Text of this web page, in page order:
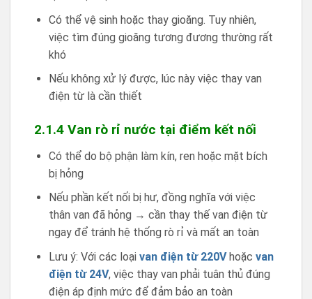
Có thể vệ sinh hoặc thay gioăng. Tuy nhiên,
việc tìm đúng gioăng tương đương thường rất
khó
Nếu không xử lý được, lúc này việc thay van
điện từ là cần thiết
2.1.4 Van rò rỉ nước tại điểm kết nối
Có thể do bộ phận làm kín, ren hoặc mặt bích
bị hỏng
Nếu phần kết nối bị hư, đồng nghĩa với việc
thân van đã hỏng → cần thay thế van điện từ
ngay để tránh hệ thống rò rỉ và mất an toàn
Lưu ý: Với các loại van điện từ 220Vhoặc van
điện từ 24V, việc thay van phải tuân thủ đúng
điện áp định mức để đảm bảo an toàn